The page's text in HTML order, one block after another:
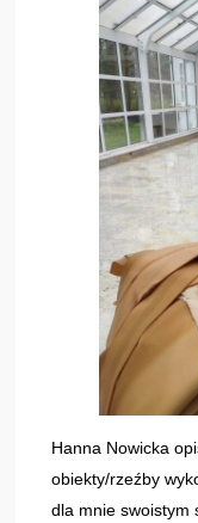
Hanna Nowicka
obiekty/rzeźby
dla mnie swoistym